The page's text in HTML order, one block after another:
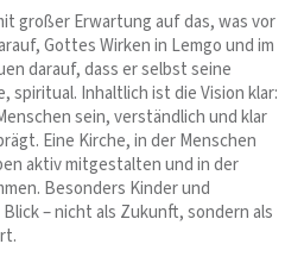
großer Erwartung auf das, was vor
Gottes Wirken in Lemgo und im
darauf, dass er selbst seine
spiritual. Inhaltlich ist die Vision klar:
sein, verständlich und klar
Eine Kirche, in der Menschen
aktiv mitgestalten und in der
Besonders Kinder und
– nicht als Zukunft, sondern als